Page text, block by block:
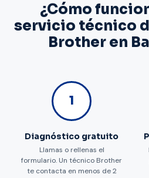
¿Cómo
servicio técnico
Brother en
1
Diagnóstico gratuito
Llamas o rellenas el
formulario. Un técnico Brother
te contacta en menos de 2